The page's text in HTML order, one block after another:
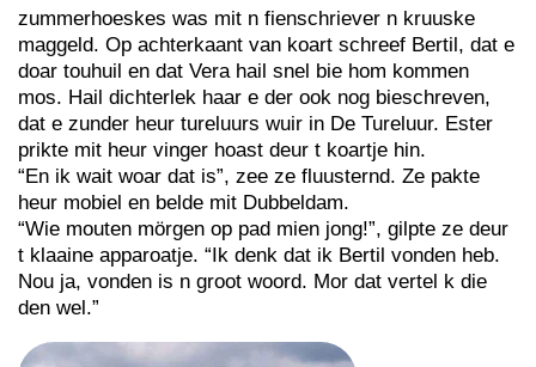
zummerhoeskes was mit n fienschriever n kruuske
maggeld. Op achterkaant van koart schreef Bertil, dat e
doar touhuil en dat Vera hail snel bie hom kommen
mos. Hail dichterlek haar e der ook nog bieschreven,
dat e zunder heur tureluurs wuir in De Tureluur. Ester
prikte mit heur vinger hoast deur t koartje hin.
“En ik wait woar dat is”, zee ze fluusternd. Ze pakte
heur mobiel en belde mit Dubbeldam.
“Wie mouten mörgen op pad mien jong!”, gilpte ze deur
t klaaine apparoatje. “Ik denk dat ik Bertil vonden heb.
Nou ja, vonden is n groot woord. Mor dat vertel k die
den wel.”